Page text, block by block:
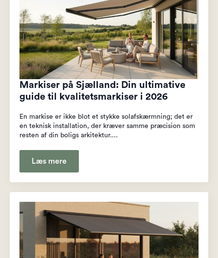
Markiser på Sjælland: Din ultimative
guide til kvalitetsmarkiser i 2026
En markise er ikke blot et stykke solafskærmning; det er
en teknisk installation, der kræver samme præcision som
resten af din boligs arkitektur....
Læs mere